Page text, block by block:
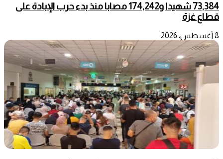
73,384 شهيدا و174,242 مصابا منذ بدء حرب الإبادة على
قطاع غزة
8 أغسطس، 2026